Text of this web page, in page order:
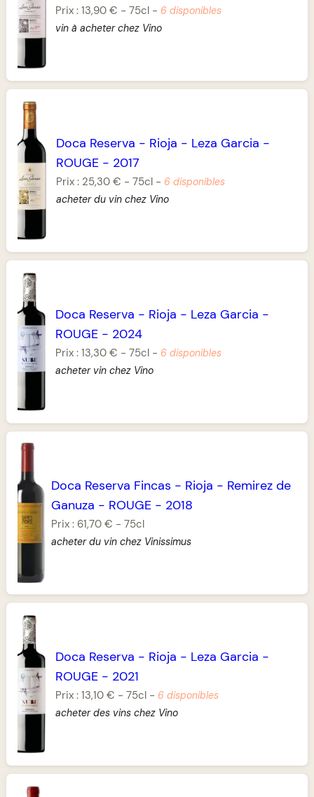
Prix :13,90 € -75cl - 6 disponibles
vin à acheter chez Vino
Doca Reserva - Rioja - Leza Garcia -
ROUGE - 2017
Prix : 25,30 € -75cl - 6 disponibles
acheter du vin chez Vino
Doca Reserva - Rioja - Leza Garcia -
ROUGE- 2024
Prix : 13,30 € - 75cl- 6 disponibles
acheter vin chez Vino
Doca Reserva Fincas - Rioja - Remirez de
Ganuza - ROUGE- 2018
Prix : 61,70 € - 75cl
acheter du vin chez Vinissimus
Doca Reserva - Rioja - Leza Garcia -
ROUGE - 2021
Prix :13,10 € -75cl - 6 disponibles
acheter des vins chez Vino